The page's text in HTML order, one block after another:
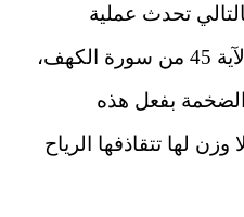
تحدث عملية
التهشيم المشار إليها في الآية 45 من سورة الكهف،
الضخمة بفعل هذه
لها تتقاذفها الرياح